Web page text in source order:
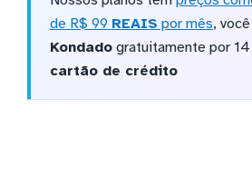
de R$ 99 REAIS por mês,
Kondadogratuitamente por 14
cartão de crédito